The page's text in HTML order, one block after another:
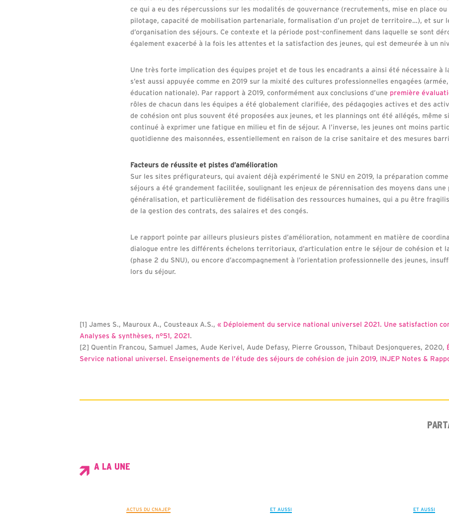
ce qui a eu des répercussions sur les modalités de gouvernance (recrutements, mise en place ou
pilotage, capacité de mobilisation partenariale, formalisation d’un projet de territoire…), et sur
d’organisation des séjours. Ce contexte et la période post-confinement dans laquelle se sont
également exacerbé à la fois les attentes et la satisfaction des jeunes, qui est demeurée à un
Une très forte implication des équipes projet et de tous les encadrants a ainsi été nécessaire à
s’est aussi appuyée comme en 2019 sur la mixité des cultures professionnelles engagées
éducation nationale). Par rapport à 2019, conformément aux conclusions d’une première
rôles de chacun dans les équipes a été globalement clarifiée, des pédagogies actives et des
de cohésion ont plus souvent été proposées aux jeunes, et les plannings ont été allégés, même
continué à exprimer une fatigue en milieu et fin de séjour. A l’inverse, les jeunes ont moins
quotidienne des maisonnées, essentiellement en raison de la crise sanitaire et des mesures
Facteurs de réussite et pistes d’amélioration
Sur les sites préfigurateurs, qui avaient déjà expérimenté le SNU en 2019, la préparation
séjours a été grandement facilitée, soulignant les enjeux de pérennisation des moyens dans une
généralisation, et particulièrement de fidélisation des ressources humaines, qui a pu être
de la gestion des contrats, des salaires et des congés.
Le rapport pointe par ailleurs plusieurs pistes d’amélioration, notamment en matière de
dialogue entre les différents échelons territoriaux, d’articulation entre le séjour de cohésion et
(phase 2 du SNU), ou encore d’accompagnement à l’orientation professionnelle des jeunes,
lors du séjour.
[1] James S., Mauroux A., Cousteaux A.S., « Déploiement du service national universel 2021. Une satisfaction
Analyses & synthèses, n°51, 2021.
[2] Quentin Francou, Samuel James, Aude Kerivel, Aude Defasy, Pierre Grousson, Thibaut Desjonqueres, 2020,
Service national universel. Enseignements de l’étude des séjours de cohésion de juin 2019, INJEP Notes &
A LA UNE
ACTUS DU CNAJEP ET AUSSI ET AUSSI